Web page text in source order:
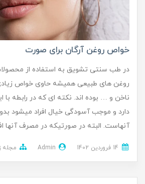
خواص روغن آرگان برای صورت
در طب سنتی تشویق به استفاده از
روغن های طبیعی همیشه حاوی خواص
ناخن و … بوده اند. نکته ای که در رابطه
دارد و موجب آسودگی خیال افراد میشود
آنهاست. البته در صورتیکه در مصرف آنها
Admin مجله